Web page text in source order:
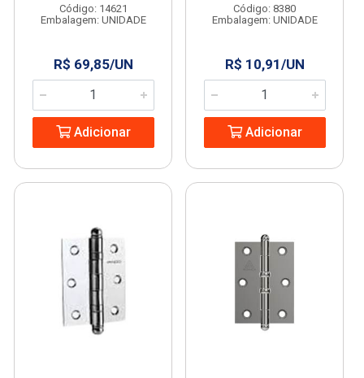
Código: 14621
Embalagem: UNIDADE
R$ 69,85/UN
Adicionar
Código: 8380
Embalagem: UNIDADE
R$ 10,91/UN
Adicionar